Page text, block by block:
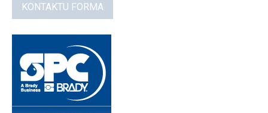
KONTAKTU FORMA